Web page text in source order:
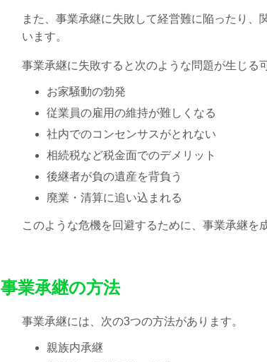
また、事業承継に失敗して経営難に陥ったり、
います。
事業承継に失敗すると次のような問題が生じる
お家騒動の勃発
従業員の雇用の維持が難しくなる
社内でのコンセンサスがとれない
相続税など税金面でのデメリット
後継者が負の遺産を背負う
廃業・清算に追い込まれる
このような危機を回避するために、事業承継を
事業承継の方法
事業承継には、次の3つの方法があります。
親族内承継